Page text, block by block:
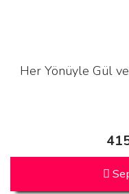
Her Yönüyle Gül